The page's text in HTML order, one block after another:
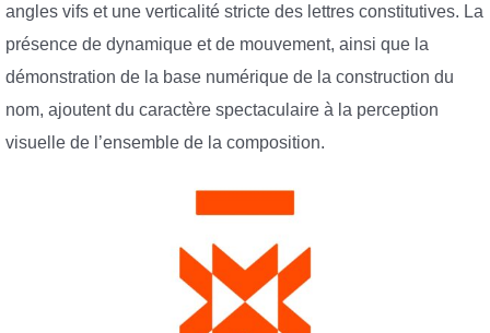
angles vifs et une verticalité stricte des lettres constitutives. La
présence de dynamique et de mouvement, ainsi que la
démonstration de la base numérique de la construction du
nom, ajoutent du caractère spectaculaire à la perception
visuelle de l’ensemble de la composition.